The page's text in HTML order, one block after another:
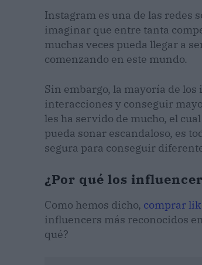
Instagram es una de las redes
imaginar que entre tanta
muchas veces pueda llegar a
comenzando en este mundo.
Sin embargo, la mayoría de
interacciones y conseguir
les ha servido de mucho, el
pueda sonar escandaloso, es
segura para conseguir
¿Por qué los
Como hemos dicho, comprar
influencers más reconocidos
qué?